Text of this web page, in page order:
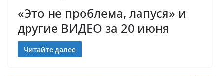
«Это не проблема, лапуся» и
другие ВИДЕО за 20 июня
Читайте далее